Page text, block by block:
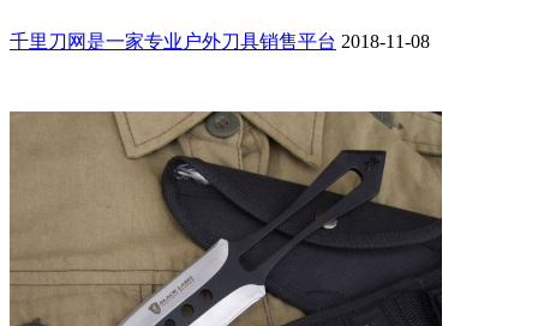
千里刀网是一家专业户外刀具销售平台 2018-11-08